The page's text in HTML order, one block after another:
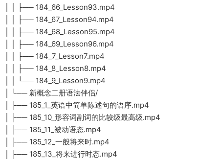
│ │ ├── 184_66_Lesson93.mp4
│ │ ├── 184_67_Lesson94.mp4
│ │ ├── 184_68_Lesson95.mp4
│ │ ├── 184_69_Lesson96.mp4
│ │ ├── 184_7_Lesson7.mp4
│ │ ├── 184_8_Lesson8.mp4
│ │ └── 184_9_Lesson9.mp4
│ └── 新概念二册语法伴侣/
│ ├── 185_1_英语中简单陈述句的语序.mp4
│ ├── 185_10_形容词副词的比较级最高级.mp4
│ ├── 185_11_被动语态.mp4
│ ├── 185_12_一般将来时.mp4
│ ├── 185_13_将来进行时态.mp4